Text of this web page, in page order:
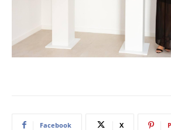
Facebook X